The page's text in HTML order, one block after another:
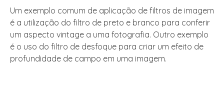
Um exemplo comum de aplicação de filtros de imagem
é a utilização do filtro de preto e branco para conferir
um aspecto vintage a uma fotografia. Outro exemplo
é o uso do filtro de desfoque para criar um efeito de
profundidade de campo em uma imagem.